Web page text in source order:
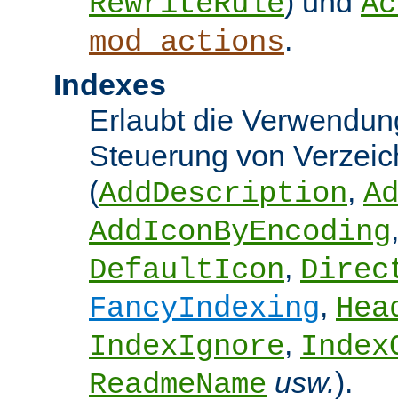
mod_actions.
Indexes
Erlaubt die
Steuerung von
(AddDescription,
AddIconByEncoding
DefaultIcon,
FancyIndexing,
IndexIgnore,
ReadmeName usw.).